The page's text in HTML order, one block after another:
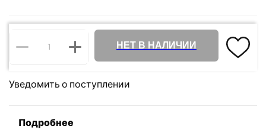
НЕТ В НАЛИЧИИ
Уведомить о поступлении
Подробнее